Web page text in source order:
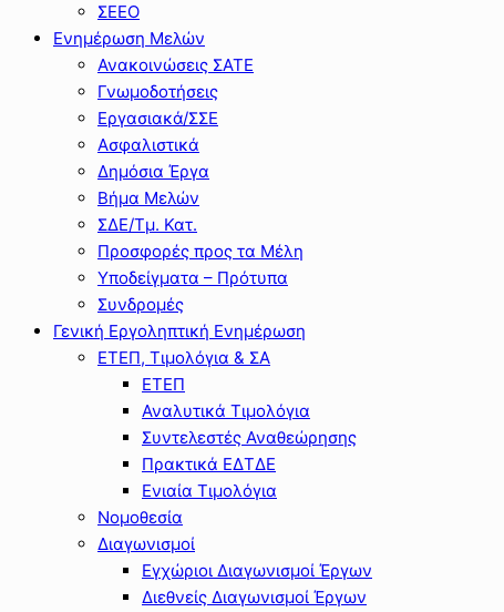
ΣΕΕΟ
Ενημέρωση Μελών
Ανακοινώσεις ΣΑΤΕ
Γνωμοδοτήσεις
Εργασιακά/ΣΣΕ
Ασφαλιστικά
Δημόσια Έργα
Βήμα Μελών
ΣΔΕ/Τμ. Κατ.
Προσφορές προς τα Μέλη
Υποδείγματα – Πρότυπα
Συνδρομές
Γενική Εργοληπτική Ενημέρωση
ΕΤΕΠ, Τιμολόγια & ΣΑ
ΕΤΕΠ
Αναλυτικά Τιμολόγια
Συντελεστές Αναθεώρησης
Πρακτικά ΕΔΤΔΕ
Ενιαία Τιμολόγια
Νομοθεσία
Διαγωνισμοί
Εγχώριοι Διαγωνισμοί Έργων
Διεθνείς Διαγωνισμοί Έργων